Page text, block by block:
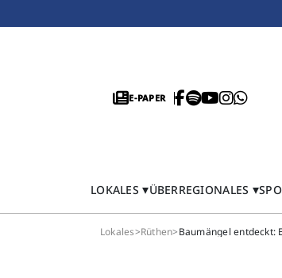
E-PAPER
LOKALES ÜBERREGIONALES
Lokales>Rüthen>Baumängel entdeckt: